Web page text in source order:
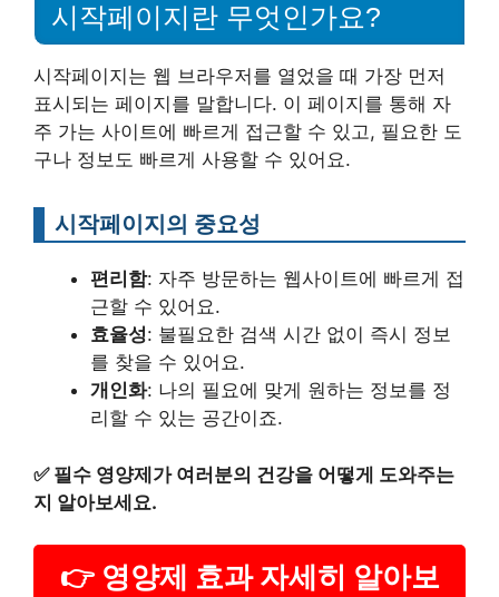
시작페이지란 무엇인가요?
시작페이지는 웹 브라우저를 열었을 때 가장 먼저
표시되는 페이지를 말합니다. 이 페이지를 통해 자
주 가는 사이트에 빠르게 접근할 수 있고, 필요한 도
구나 정보도 빠르게 사용할 수 있어요.
시작페이지의 중요성
편리함: 자주 방문하는 웹사이트에 빠르게 접
근할 수 있어요.
효율성: 불필요한 검색 시간 없이 즉시 정보
를 찾을 수 있어요.
개인화: 나의 필요에 맞게 원하는 정보를 정
리할 수 있는 공간이죠.
✅ 필수 영양제가 여러분의 건강을 어떻게 도와주는
지 알아보세요.
👉 영양제 효과 자세히 알아보